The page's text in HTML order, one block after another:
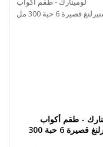
- طقم أكواب
ستيرلنغ قصيرة 6 حبة 300